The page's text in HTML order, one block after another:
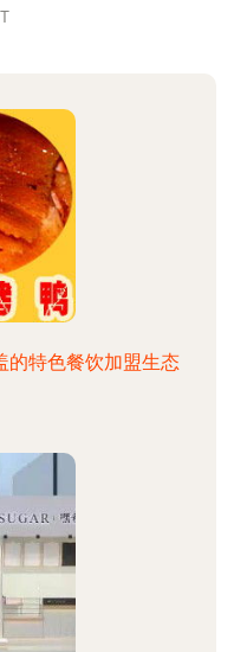
的特色餐饮加盟生态